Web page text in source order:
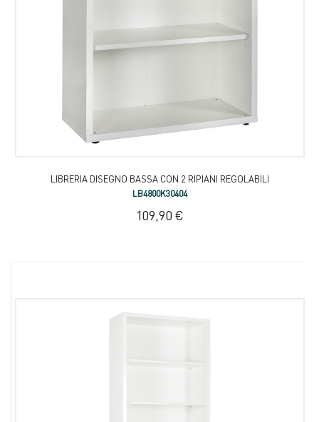
LIBRERIA DISEGNO BASSA CON 2 RIPIANI REGOLABILI
LB4800K30404
109,90 €